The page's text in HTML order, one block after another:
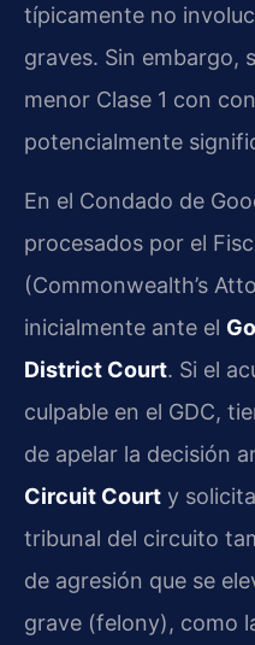
típicamente no
graves. Sin embargo,
menor Clase 1 con
potencialmente
En el Condado de
procesados por el
(Commonwealth’s
inicialmente ante el
District Court. Si el
culpable en el GDC,
de apelar la decisión
Circuit Court y
tribunal del circuito
de agresión que se
grave (felony), como